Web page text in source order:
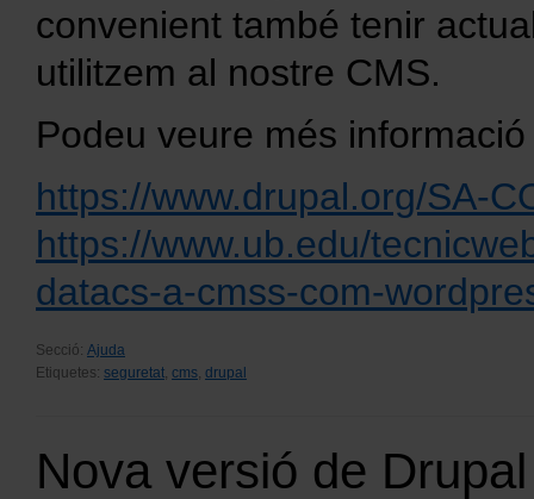
convenient també tenir
utilitzem al nostre CMS.
Podeu veure més
https://www.drupal.org/SA-
https://www.ub.edu/
datacs-a-cmss-com-
Secció: Ajuda
Etiquetes: seguretat, cms, drupal
Nova versió de